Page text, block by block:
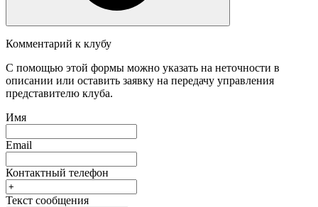
Комментарий к клубу
С помощью этой формы можно указать на неточности в
описании или оставить заявку на передачу управления
представителю клуба.
Имя
Email
Контактный телефон
Текст сообщения